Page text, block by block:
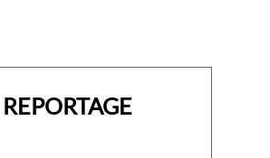
REPORTAGE